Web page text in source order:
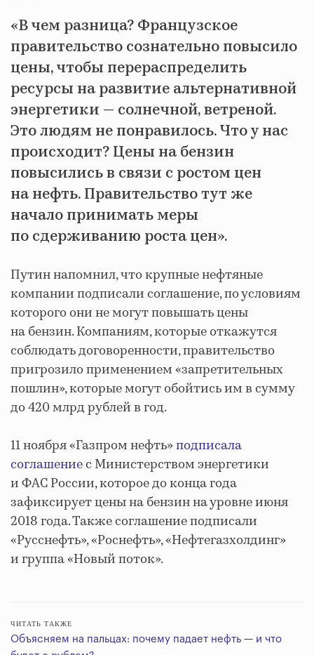
«В чем разница? Французское
правительство сознательно повысило
цены, чтобы перераспределить
ресурсы на развитие альтернативной
энергетики — солнечной, ветреной.
Это людям не понравилось. Что у нас
происходит? Цены на бензин
повысились в связи с ростом цен
на нефть. Правительство тут же
начало принимать меры
по сдерживанию роста цен».
Путин напомнил, что крупные нефтяные
компании подписали соглашение, по условиям
которого они не могут повышать цены
на бензин. Компаниям, которые откажутся
соблюдать договоренности, правительство
пригрозило применением «запретительных
пошлин», которые могут обойтись им в сумму
до 420 млрд рублей в год.
11 ноября «Газпром нефть»подписала
соглашениес Министерством энергетики
и ФАС России, которое до конца года
зафиксирует цены на бензин на уровне июня
2018 года. Также соглашение подписали
«Русснефть», «Роснефть», «Нефтегазхолдинг»
и группа «Новый поток».
ЧИТАТЬ ТАКЖЕ
Объясняем на пальцах: почему падает нефть — и что